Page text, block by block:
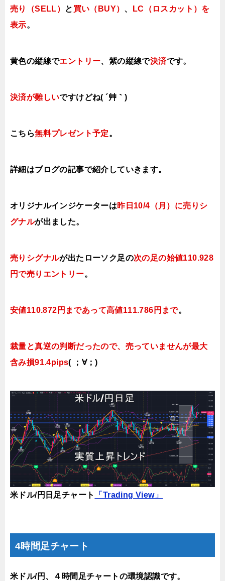
売り（SELL） と 買い（BUY） 、
LC（ロスカット）を
表示。
黄色の縦線でエントリー、紫の縦線で決済です。
決済が難しいですけどね( ´艸｀)
こちら無料プレゼント予定。
詳細はブログの記事で紹介していきます。
オリジナルインジケーターは昨日10/4（月）に売り シ
グナルが出ました。
売りシグナルが出たローソク足の次の足の始値110.928
円で売り エントリー。
安値110.872円まであって高値111.786円まで。
裁量と真逆の判断だったので、売っていませんが最大
含み損91.4pips( ；∀；)
米ドル/円日足チャート 「Trading View」
4時間足チャート
米ドル/円、４時間足チャートの環境認識です。